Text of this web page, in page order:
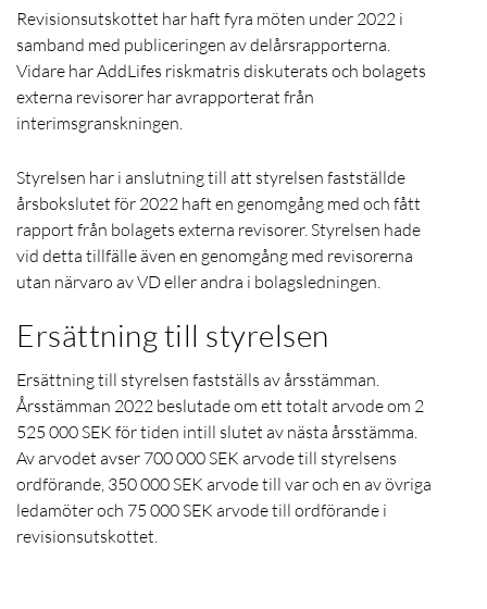
Revisionsutskottet har haft fyra möten under 2022 i
samband med publiceringen av delårsrapporterna.
Vidare har AddLifes riskmatris diskuterats och bolagets
externa revisorer har avrapporterat från
interimsgranskningen.
Styrelsen har i anslutning till att styrelsen fastställde
årsbokslutet för 2022 haft en genomgång med och fått
rapport från bolagets externa revisorer. Styrelsen hade
vid detta tillfälle även en genomgång med revisorerna
utan närvaro av VD eller andra i bolagsledningen.
Ersättning till styrelsen
Ersättning till styrelsen fastställs av årsstämman.
Årsstämman 2022 beslutade om ett totalt arvode om 2
525 000 SEK för tiden intill slutet av nästa årsstämma.
Av arvodet avser 700 000 SEK arvode till styrelsens
ordförande, 350 000 SEK arvode till var och en av övriga
ledamöter och 75 000 SEK arvode till ordförande i
revisionsutskottet.